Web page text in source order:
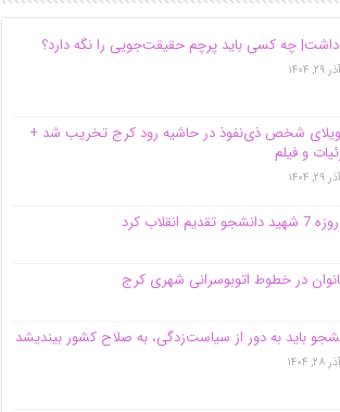
‌چه کسی باید پرچم حقیقت‌جویی را نگه دارد؟
آذر ۲۹, ۱۴۰۴
شخص ذی‌نفوذ در حاشیه‌ رود کرج تخریب شد +
و فیلم
آذر ۲۹, ۱۴۰۴
باید به دور از سیاست‌زدگی، به صلاح کشور بیندیشد
آذر ۲۸, ۱۴۰۴